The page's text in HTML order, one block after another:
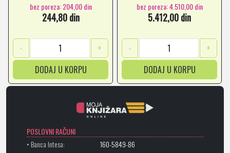
bez poreza: 204,00 din
244,80 din
-
+
DODAJ U KORPU
bez poreza: 4.510,00 din
5.412,00 din
-
+
DODAJ U KORPU
POSLOVNI RAČUNI
• Banca Intesa:
160-5849-86